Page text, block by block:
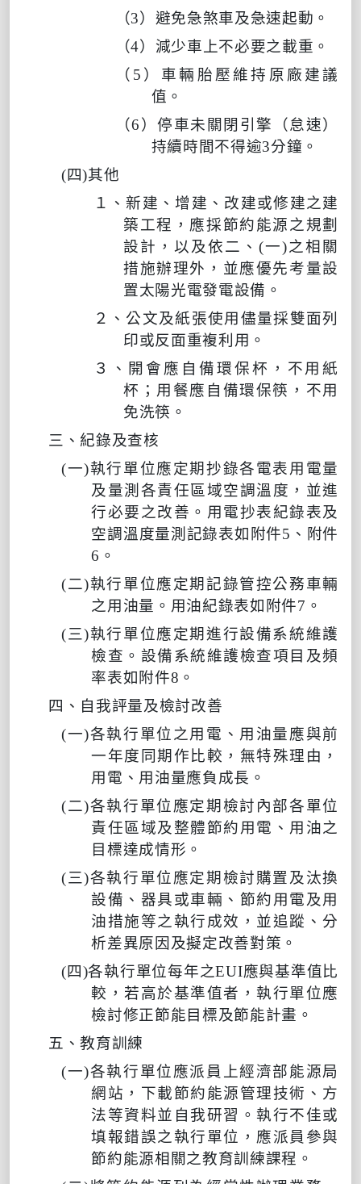
（3）避免急煞車及急速起動。
（4）減少車上不必要之載重。
（ 5 ）車輛胎壓維持原廠建議
值。
（6）停車未關閉引擎（怠速）
持續時間不得逾3分鐘。
(四)其他
１、新建、增建、改建或修建之建
築工程，應採節約能源之規劃
設計，以及依二、(一)之相關
措施辦理外，並應優先考量設
置太陽光電發電設備。
２、公文及紙張使用儘量採雙面列
印或反面重複利用。
３、開會應自備環保杯，不用紙
杯；用餐應自備環保筷，不用
免洗筷。
三、紀錄及查核
(一)執行單位應定期抄錄各電表用電量
及量測各責任區域空調溫度，並進
行必要之改善。用電抄表紀錄表及
空調溫度量測記錄表如附件5 、附件
6 。
(二)執行單位應定期記錄管控公務車輛
之用油量。用油紀錄表如附件7 。
(三)執行單位應定期進行設備系統維護
檢查。設備系統維護檢查項目及頻
率表如附件8 。
四、自我評量及檢討改善
(一)各執行單位之用電、用油量應與前
一年度同期作比較，無特殊理由，
用電、用油量應負成長。
(二)各執行單位應定期檢討內部各單位
責任區域及整體節約用電、用油之
目標達成情形。
(三)各執行單位應定期檢討購置及汰換
設備、器具或車輛、節約用電及用
油措施等之執行成效，並追蹤、分
析差異原因及擬定改善對策。
(四)各執行單位每年之EUI應與基準值比
較，若高於基準值者，執行單位應
檢討修正節能目標及節能計畫。
五、教育訓練
(一)各執行單位應派員上經濟部能源局
網站，下載節約能源管理技術、方
法等資料並自我研習。執行不佳或
填報錯誤之執行單位，應派員參與
節約能源相關之教育訓練課程。